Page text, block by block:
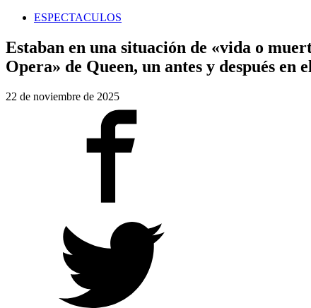
ESPECTACULOS
Estaban en una situación de «vida o
Opera» de Queen, un antes y después en
22 de noviembre de 2025